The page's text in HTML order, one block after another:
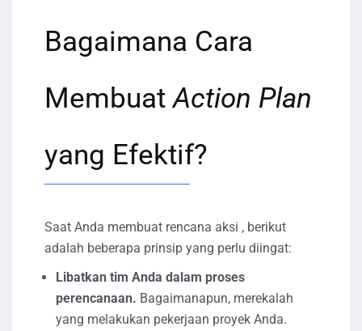
Bagaimana Cara
MembuatAction Plan
yang Efektif?
Saat Anda membuat rencana aksi , berikut
adalah beberapa prinsip yang perlu diingat:
Libatkan tim Anda dalam proses
perencanaan. Bagaimanapun, merekalah
yang melakukan pekerjaan proyek Anda.